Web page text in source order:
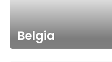
Belgia